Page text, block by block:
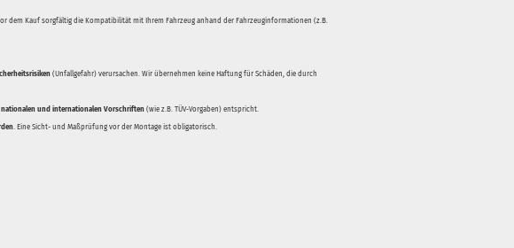
dem Kauf sorgfältig die Kompatibilität mit Ihrem Fahrzeug anhand der Fahrzeuginformationen (z.B.
(Unfallgefahr) verursachen. Wir übernehmen keine Haftung für Schäden, die durch
nationalen und internationalen Vorschriften (wie z.B. TÜV-Vorgaben) entspricht.
. Eine Sicht- und Maßprüfung vor der Montage ist obligatorisch.